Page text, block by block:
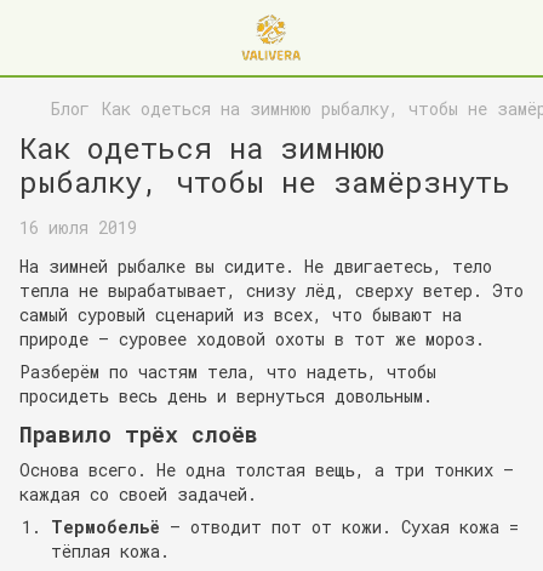
Блог Как одеться на зимнюю рыбалку, чтобы не
Как одеться на зимнюю
рыбалку, чтобы не замёрзнуть
16 июля 2019
На зимней рыбалке вы сидите. Не двигаетесь, тело
тепла не вырабатывает, снизу лёд, сверху ветер. Это
самый суровый сценарий из всех, что бывают на
природе — суровее ходовой охоты в тот же мороз.
Разберём по частям тела, что надеть, чтобы
просидеть весь день и вернуться довольным.
Правило трёх слоёв
Основа всего. Не одна толстая вещь, а три тонких —
каждая со своей задачей.
Термобельё — отводит пот от кожи. Сухая кожа =
тёплая кожа.